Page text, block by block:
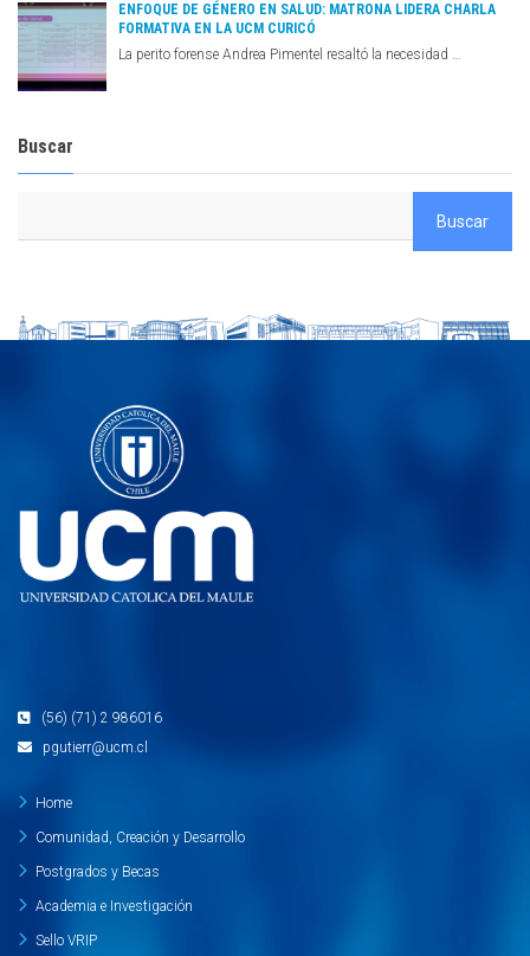
ENFOQUE DE GÉNERO EN SALUD: MATRONA LIDERA CHARLA
FORMATIVA EN LA UCM CURICÓ
La perito forense Andrea Pimentel resaltó la necesidad …
Buscar
(56) (71) 2 986016
pgutierr@ucm.cl
Home
Comunidad, Creación y Desarrollo
Postgrados y Becas
Academia e Investigación
Sello VRIP